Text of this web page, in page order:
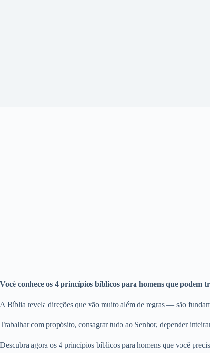
Você conhece os 4 princípios bíblicos para homens que podem
A Bíblia revela direções que vão muito além de regras — são
Trabalhar com propósito, consagrar tudo ao Senhor, depender
Descubra agora os 4 princípios bíblicos para homens que você